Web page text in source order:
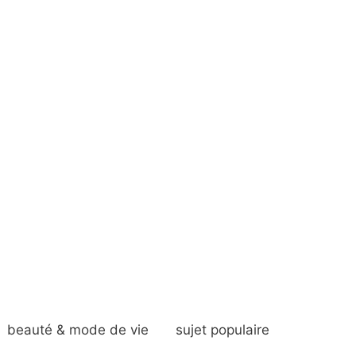
beauté & mode de vie sujet populaire